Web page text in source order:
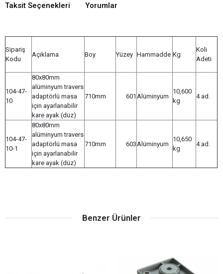
Taksit Seçenekleri Yorumlar
Sipariş
Kodu
Açıklama Boy Yüzey Hammadde Kg
Koli
Adeti
104-47-
10
80x80mm
alüminyum travers
adaptörlü masa
için ayarlanabilir
kare ayak (düz)
710mm 601 Alüminyum
10,600
kg
4 ad.
104-47-
10-1
80x80mm
alüminyum travers
adaptörlü masa
için ayarlanabilir
kare ayak (düz)
710mm 603 Alüminyum
10,650
kg
4 ad.
Benzer Ürünler